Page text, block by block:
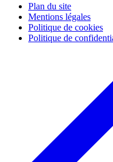
Plan du site
Mentions légales
Politique de cookies
Politique de